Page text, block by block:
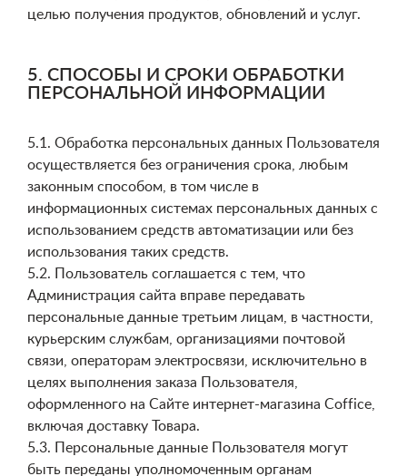
целью получения продуктов, обновлений и услуг.
5. СПОСОБЫ И СРОКИ ОБРАБОТКИ
ПЕРСОНАЛЬНОЙ ИНФОРМАЦИИ
5.1. Обработка персональных данных Пользователя
осуществляется без ограничения срока, любым
законным способом, в том числе в
информационных системах персональных данных с
использованием средств автоматизации или без
использования таких средств.
5.2. Пользователь соглашается с тем, что
Администрация сайта вправе передавать
персональные данные третьим лицам, в частности,
курьерским службам, организациями почтовой
связи, операторам электросвязи, исключительно в
целях выполнения заказа Пользователя,
оформленного на Сайте интернет-магазина Coffice,
включая доставку Товара.
5.3. Персональные данные Пользователя могут
быть переданы уполномоченным органам